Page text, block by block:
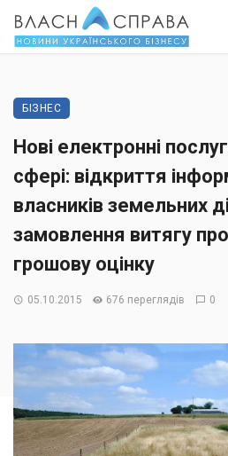
БІЗНЕС
Нові електронні
сфері: відкриття
власників земельних
замовлення витягу
грошову оцінку
05.10.2015 676 переглядів 0